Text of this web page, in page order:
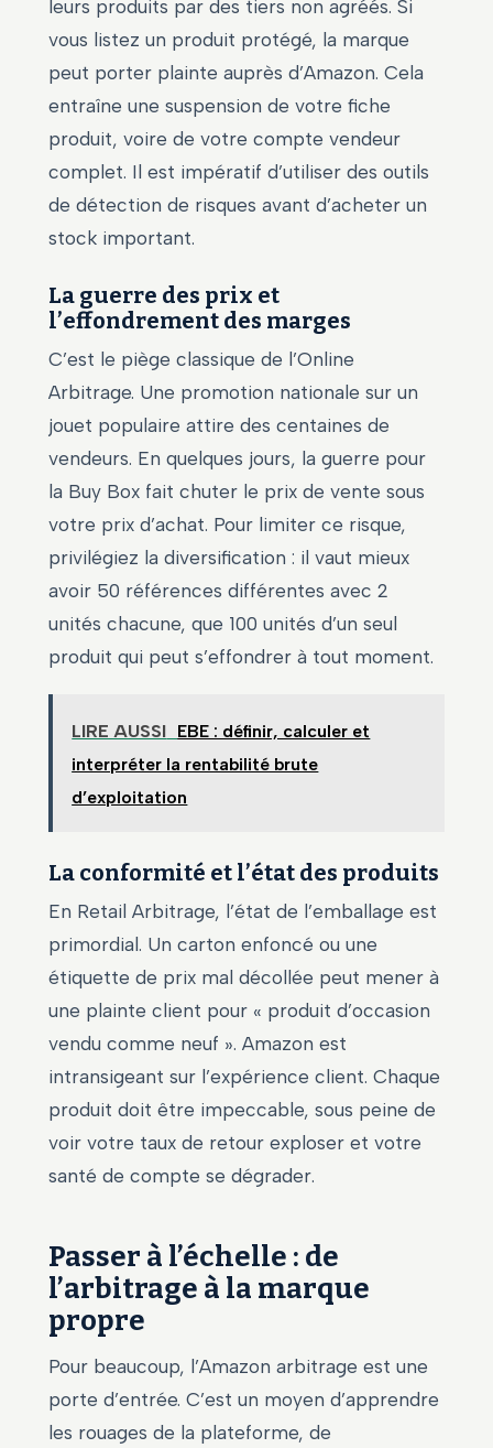
leurs produits par des tiers non agréés. Si
vous listez un produit protégé, la marque
peut porter plainte auprès d’Amazon. Cela
entraîne une suspension de votre fiche
produit, voire de votre compte vendeur
complet. Il est impératif d’utiliser des outils
de détection de risques avant d’acheter un
stock important.
La guerre des prix et
l’effondrement des marges
C’est le piège classique de l’Online
Arbitrage. Une promotion nationale sur un
jouet populaire attire des centaines de
vendeurs. En quelques jours, la guerre pour
la Buy Box fait chuter le prix de vente sous
votre prix d’achat. Pour limiter ce risque,
privilégiez la diversification : il vaut mieux
avoir 50 références différentes avec 2
unités chacune, que 100 unités d’un seul
produit qui peut s’effondrer à tout moment.
LIRE AUSSI EBE : définir, calculer et
interpréter la rentabilité brute
d’exploitation
La conformité et l’état des produits
En Retail Arbitrage, l’état de l’emballage est
primordial. Un carton enfoncé ou une
étiquette de prix mal décollée peut mener à
une plainte client pour « produit d’occasion
vendu comme neuf ». Amazon est
intransigeant sur l’expérience client. Chaque
produit doit être impeccable, sous peine de
voir votre taux de retour exploser et votre
santé de compte se dégrader.
Passer à l’échelle : de
l’arbitrage à la marque
propre
Pour beaucoup, l’Amazon arbitrage est une
porte d’entrée. C’est un moyen d’apprendre
les rouages de la plateforme, de